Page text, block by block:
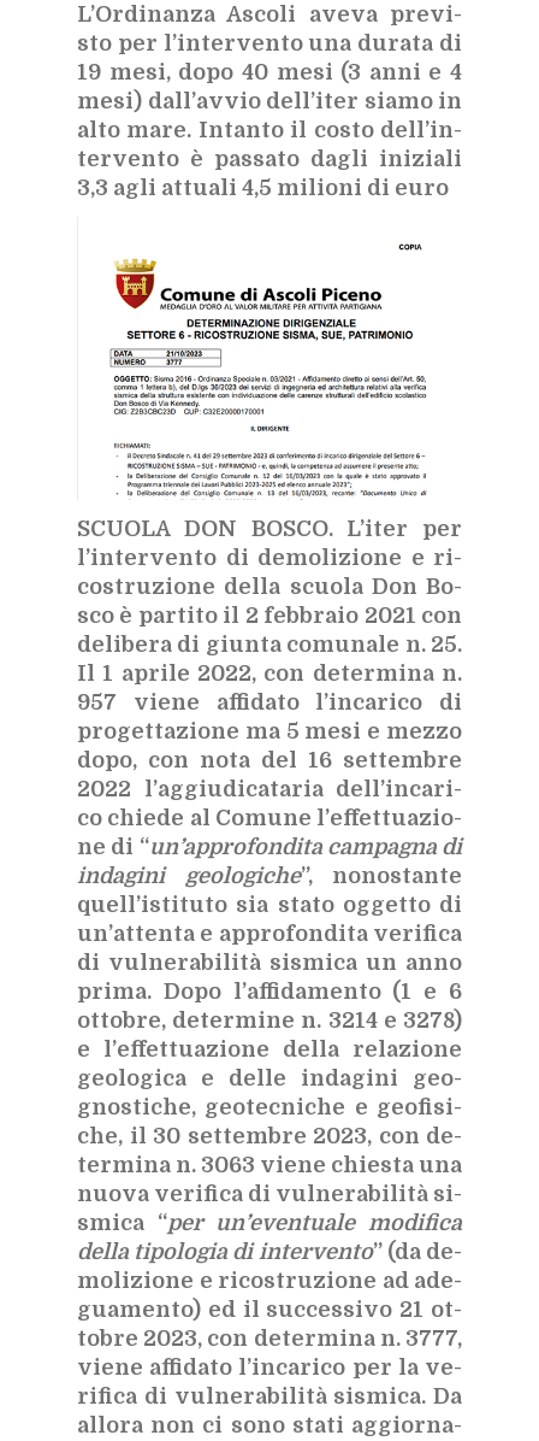
L’Or­di­nan­za Asco­li ave­va pre­vi­
sto per l’in­ter­ven­to una du­ra­ta di
19 mesi, dopo 40 mesi (3 anni e 4
mesi) dal­l’av­vio del­l’i­ter sia­mo in
alto mare. In­tan­to il co­sto del­l’in­
ter­ven­to è pas­sa­to da­gli ini­zia­li
3,3 agli at­tua­li 4,5 mi­lio­ni di euro
SCUO­LA DON BO­SCO.L’i­ter per
l’in­ter­ven­to di de­mo­li­zio­ne e ri­
co­stru­zio­ne del­la scuo­la Don Bo­
sco è par­ti­to il 2 feb­bra­io 2021 con
de­li­be­ra di giun­ta co­mu­na­le n. 25.
Il 1 apri­le 2022, con de­ter­mi­na n.
957 vie­ne af­fi­da­to l’in­ca­ri­co di
pro­get­ta­zio­ne ma 5 mesi e mez­zo
dopo, con nota del 16 set­tem­bre
2022 l’ag­giu­di­ca­ta­ria del­l’in­ca­ri­
co chie­de al Co­mu­ne l’ef­fet­tua­zio­
ne di “un’ap­pro­fon­di­ta cam­pa­gna di
in­da­gi­ni geo­lo­gi­che”, no­no­stan­te
quel­l’i­sti­tu­to sia sta­to og­get­to di
un’at­ten­ta e ap­pro­fon­di­ta ve­ri­fi­ca
di vul­ne­ra­bi­li­tà si­smi­ca un anno
pri­ma. Dopo l’af­fi­da­men­to (1 e 6
ot­to­bre, de­ter­mi­ne n. 3214 e 3278)
e l’ef­fet­tua­zio­ne del­la re­la­zio­ne
geo­lo­gi­ca e del­le in­da­gi­ni geo­
gno­sti­che, geo­tec­ni­che e geo­fi­si­
che, il 30 set­tem­bre 2023, con de­
ter­mi­na n. 3063 vie­ne chie­sta una
nuo­va ve­ri­fi­ca di vul­ne­ra­bi­li­tà si­
smi­ca “per un’e­ven­tua­le mo­di­fi­ca
del­la ti­po­lo­gia di in­ter­ven­to” (da de­
mo­li­zio­ne e ri­co­stru­zio­ne ad ade­
gua­men­to) ed il suc­ces­si­vo 21 ot­
to­bre 2023, con de­ter­mi­na n. 3777,
vie­ne af­fi­da­to l’in­ca­ri­co per la ve­
ri­fi­ca di vul­ne­ra­bi­li­tà si­smi­ca. Da
al­lo­ra non ci sono sta­ti ag­gior­na­